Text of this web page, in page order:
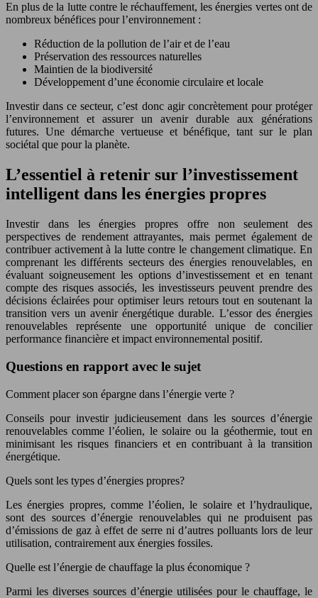
En plus de la lutte contre le réchauffement, les énergies vertes ont de
nombreux bénéfices pour l’environnement :
Réduction de la pollution de l’air et de l’eau
Préservation des ressources naturelles
Maintien de la biodiversité
Développement d’une économie circulaire et locale
Investir dans ce secteur, c’est donc agir concrètement pour protéger
l’environnement et assurer un avenir durable aux générations
futures. Une démarche vertueuse et bénéfique, tant sur le plan
sociétal que pour la planète.
L’essentiel à retenir sur l’investissement
intelligent dans les énergies propres
Investir dans les énergies propres offre non seulement des
perspectives de rendement attrayantes, mais permet également de
contribuer activement à la lutte contre le changement climatique. En
comprenant les différents secteurs des énergies renouvelables, en
évaluant soigneusement les options d’investissement et en tenant
compte des risques associés, les investisseurs peuvent prendre des
décisions éclairées pour optimiser leurs retours tout en soutenant la
transition vers un avenir énergétique durable. L’essor des énergies
renouvelables représente une opportunité unique de concilier
performance financière et impact environnemental positif.
Questions en rapport avec le sujet
Comment placer son épargne dans l’énergie verte ?
Conseils pour investir judicieusement dans les sources d’énergie
renouvelables comme l’éolien, le solaire ou la géothermie, tout en
minimisant les risques financiers et en contribuant à la transition
énergétique.
Quels sont les types d’énergies propres?
Les énergies propres, comme l’éolien, le solaire et l’hydraulique,
sont des sources d’énergie renouvelables qui ne produisent pas
d’émissions de gaz à effet de serre ni d’autres polluants lors de leur
utilisation, contrairement aux énergies fossiles.
Quelle est l’énergie de chauffage la plus économique ?
Parmi les diverses sources d’énergie utilisées pour le chauffage, le